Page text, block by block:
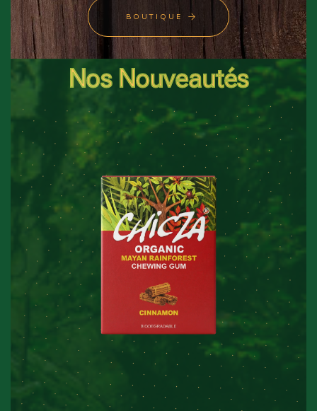
BOUTIQUE
Nos Nouveautés